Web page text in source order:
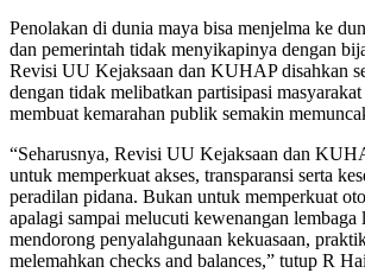
Penolakan di dunia maya bisa menjelma ke
dan pemerintah tidak menyikapinya dengan
Revisi UU Kejaksaan dan KUHAP disahkan
dengan tidak melibatkan partisipasi
membuat kemarahan publik semakin
“Seharusnya, Revisi UU Kejaksaan dan
untuk memperkuat akses, transparansi serta
peradilan pidana. Bukan untuk memperkuat
apalagi sampai melucuti kewenangan
mendorong penyalahgunaan kekuasaan,
melemahkan checks and balances,” tutup R